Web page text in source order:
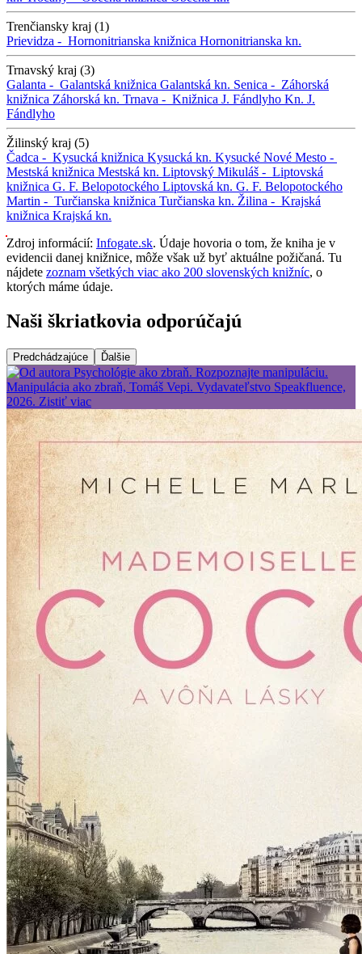
Trenčiansky kraj (1)
Prievidza - Hornonitrianska knižnica Hornonitrianska kn.
Trnavský kraj (3)
Galanta - Galantská knižnica Galantská kn. Senica - Záhorská
knižnica Záhorská kn. Trnava - Knižnica J. Fándlyho Kn. J.
Fándlyho
Žilinský kraj (5)
Čadca - Kysucká knižnica Kysucká kn. Kysucké Nové Mesto -
Mestská knižnica Mestská kn. Liptovský Mikuláš - Liptovská
knižnica G. F. Belopotockého Liptovská kn. G. F. Belopotockého
Martin - Turčianska knižnica Turčianska kn. Žilina - Krajská
knižnica Krajská kn.
Zdroj informácií: Infogate.sk. Údaje hovoria o tom, že kniha je v
evidencii danej knižnice, môže však už byť aktuálne požičaná. Tu
nájdete zoznam všetkých viac ako 200 slovenských knižníc, o
ktorých máme údaje.
Naši škriatkovia odporúčajú
Predchádzajúce Ďalšie